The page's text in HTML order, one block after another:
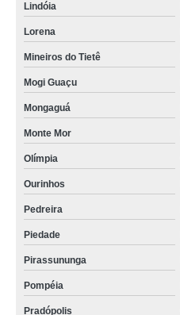
Lindóia
Lorena
Mineiros do Tietê
Mogi Guaçu
Mongaguá
Monte Mor
Olímpia
Ourinhos
Pedreira
Piedade
Pirassununga
Pompéia
Pradópolis